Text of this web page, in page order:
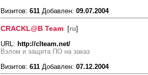
Визитов: 611 Добавлен: 09.07.2004
CRACKL@B Team [ru]
URL: http://clteam.net/
Взлом и защита ПО на заказ
Визитов: 611 Добавлен: 07.12.2004